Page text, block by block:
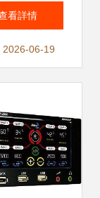
控攝像頭
辨率與手
完美結合
看詳情
2026-06-19